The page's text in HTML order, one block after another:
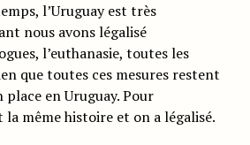
l’Uruguay est très
nous avons légalisé
l’euthanasie, toutes les
que toutes ces mesures restent
en Uruguay. Pour
la même histoire et on a légalisé.